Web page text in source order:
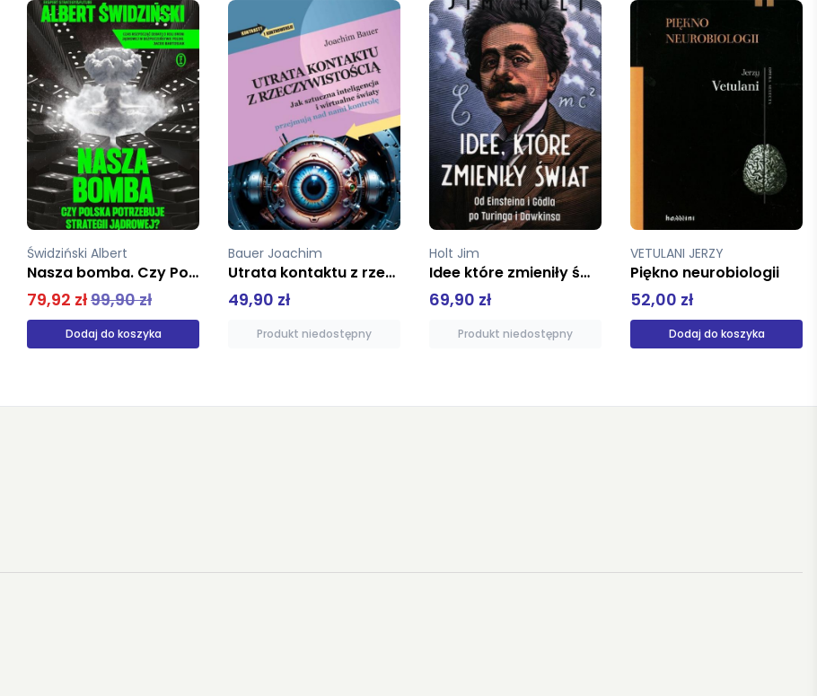
Bauer Joachim
Utrata kontaktu z rzeczywistością
49,90 zł
Produkt niedostępny
Holt Jim
Idee które zmieniły świat
69,90 zł
Produkt niedostępny
VETULANI JERZY
Piękno neurobiologii
52,00 zł
Dodaj do koszyka
39,90 zł
Produkt niedostępny